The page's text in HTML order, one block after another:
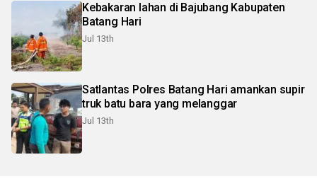
Kebakaran lahan di Bajubang Kabupaten
Batang Hari
Jul 13th
Satlantas Polres Batang Hari amankan supir
truk batu bara yang melanggar
Jul 13th